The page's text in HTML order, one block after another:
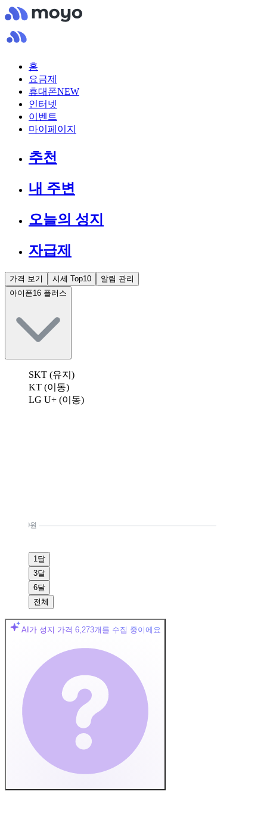
홈
요금제
휴대폰NEW
인터넷
이벤트
마이페이지
추천
내 주변
오늘의 성지
자급제
가격 보기 시세 Top10
알림 관리
아이폰16 플러스
SKT (유지)
KT (이동)
LG U+ (이동)
0원
1달
3달
6달
전체
AI가 성지 가격 6,273개를 수집 중이에요